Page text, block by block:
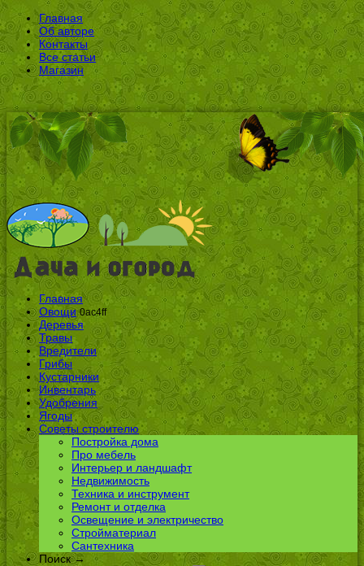
Главная
Об авторе
Контакты
Все статьи
Магазин
Главная
Овощи 0ac4ff
Деревья
Травы
Вредители
Грибы
Кустарники
Инвентарь
Удобрения
Ягоды
Советы строителю
Постройка дома
Про мебель
Интерьер и ландшафт
Недвижимость
Техника и инструмент
Ремонт и отделка
Освещение и электричество
Стройматериал
Сантехника
Поиск →